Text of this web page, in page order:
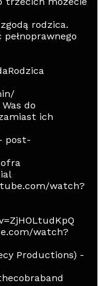
rodzica.
do
ich
post-
watch?
watch?
Productions) -